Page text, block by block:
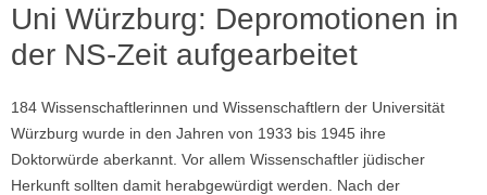
Uni Würzburg: Depromotionen in
der NS-Zeit aufgearbeitet
184 Wissenschaftlerinnen und Wissenschaftlern der Universität
Würzburg wurde in den Jahren von 1933 bis 1945 ihre
Doktorwürde aberkannt. Vor allem Wissenschaftler jüdischer
Herkunft sollten damit herabgewürdigt werden. Nach der